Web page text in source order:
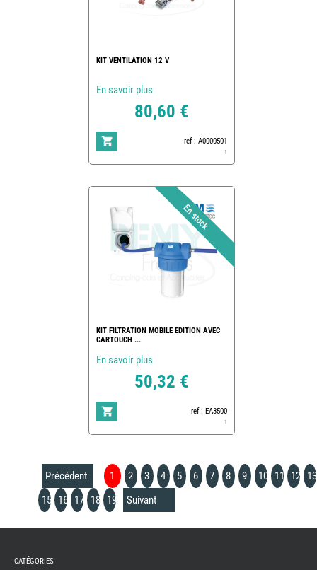
KIT VENTILATION 12 V
En savoir plus
80,60 €
ref : A0000501
1
KIT FILTRATION MOBILE EDITION AVEC
CARTOUCH ...
En savoir plus
50,32 €
ref : EA3500
1
Précédent 1 2 3 4 5 6 7 8 9 10 11 12
13
15
16 17 18 19 Suivant
CAMPING-
CATÉGORIES